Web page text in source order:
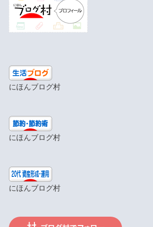
にほんブログ村
にほんブログ村
にほんブログ村